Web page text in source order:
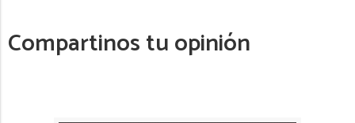
Compartinos tu opinión